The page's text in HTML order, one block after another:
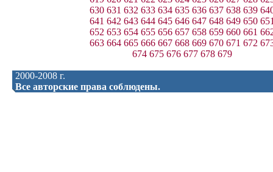
630 631 632 633 634 635 636 637 638 639
641 642 643 644 645 646 647 648 649 650
652 653 654 655 656 657 658 659 660 661
663 664 665 666 667 668 669 670 671 672
674 675 676 677 678 679
2000-2008 г.
Все авторские права соблюдены.